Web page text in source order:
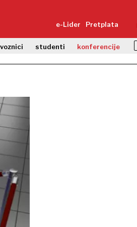
e-Lider Pretplata
studenti konferencije